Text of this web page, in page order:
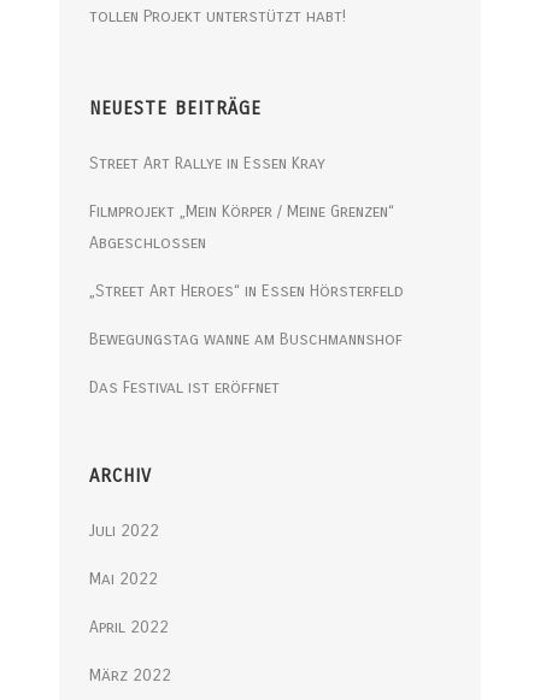
tollen Projekt unterstützt habt!
NEUESTE BEITRÄGE
Street Art Rallye in Essen Kray
Filmprojekt „Mein Körper / Meine Grenzen“
Abgeschlossen
„Street Art Heroes“ in Essen Hörsterfeld
Bewegungstag wanne am Buschmannshof
Das Festival ist eröffnet
ARCHIV
Juli 2022
Mai 2022
April 2022
März 2022